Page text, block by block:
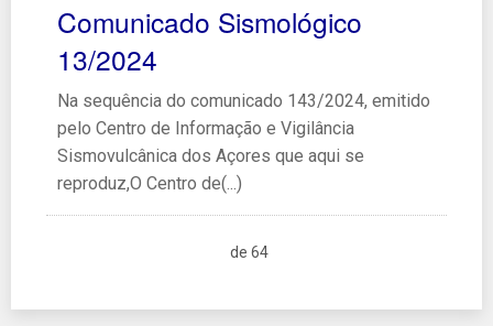
Comunicado Sismológico
13/2024
Na sequência do comunicado 143/2024, emitido
pelo Centro de Informação e Vigilância
Sismovulcânica dos Açores que aqui se
reproduz,O Centro de(...)
de 64